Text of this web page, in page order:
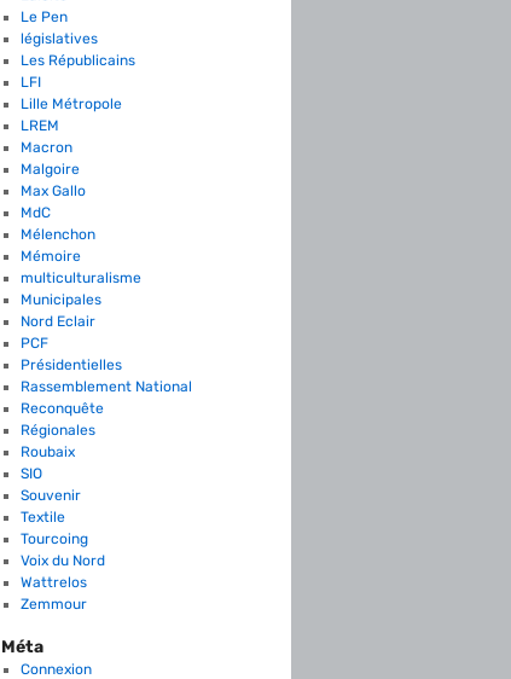
Le Pen
législatives
Les Républicains
LFI
Lille Métropole
LREM
Macron
Malgoire
Max Gallo
MdC
Mélenchon
Mémoire
multiculturalisme
Municipales
Nord Eclair
PCF
Présidentielles
Rassemblement National
Reconquête
Régionales
Roubaix
SIO
Souvenir
Textile
Tourcoing
Voix du Nord
Wattrelos
Zemmour
Méta
Connexion